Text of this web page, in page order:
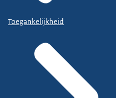
Toegankelijkheid